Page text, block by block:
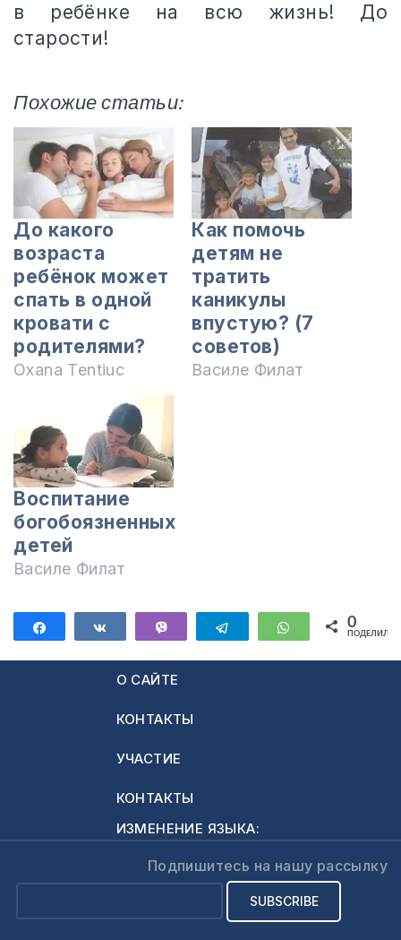
в ребёнке на всю жизнь! До
старости!
Похожие статьи:
До какого
возраста
ребёнок может
спать в одной
кровати с
родителями?
Oxana Tentiuc
Как помочь
детям не
тратить
каникулы
впустую? (7
советов)
Василе Филат
Воспитание
богобоязненных
детей
Василе Филат
ПоделитьсяПоделиться Telegram WhatsApp
0
О САЙТЕ
КОНТАКТЫ
УЧАСТИЕ
КОНТАКТЫ
ИЗМЕНЕНИЕ ЯЗЫКА:
Подпишитесь на нашу рассылку